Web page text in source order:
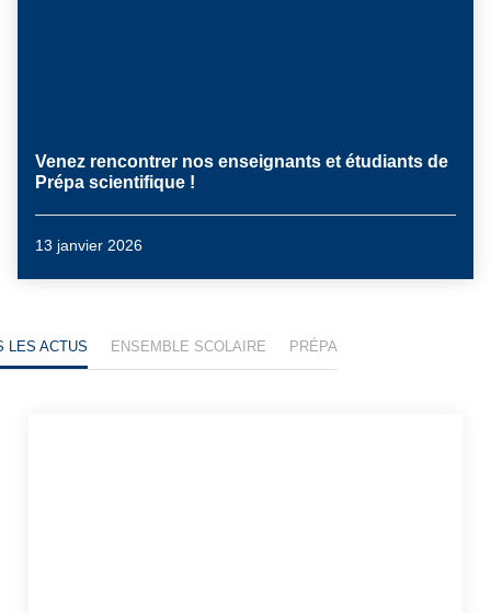
Venez rencontrer nos enseignants et étudiants de
Prépa scientifique !
13 janvier 2026
LES ACTUS ENSEMBLE SCOLAIRE PRÉPA